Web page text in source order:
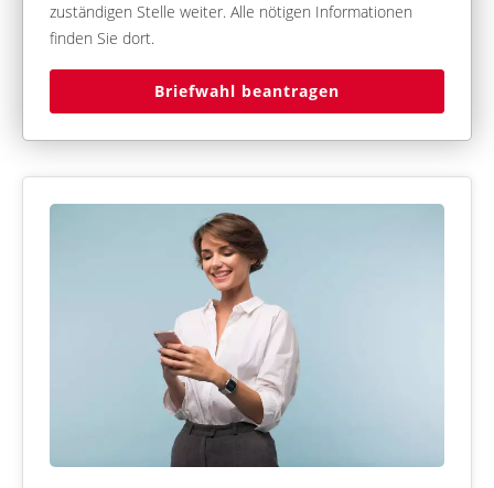
zuständigen Stelle weiter. Alle nötigen Informationen
finden Sie dort.
Briefwahl beantragen